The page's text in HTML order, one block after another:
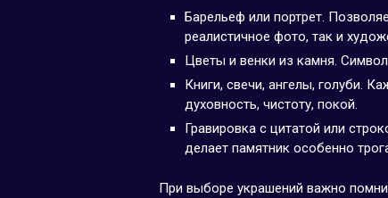
Барельеф или портрет.
реалистичное фото, так и
Цветы и венки из камня.
Книги, свечи, ангелы, голуби.
духовность, чистоту, покой.
Гравировка с цитатой или
делает памятник особенно
При выборе украшений важно